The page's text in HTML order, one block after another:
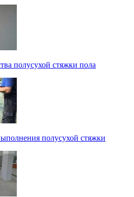
полусухой стяжки пола
полусухой стяжки